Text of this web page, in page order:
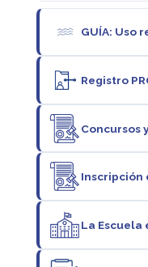
GUÍA: Uso
Registro
Concursos
Inscripción
La Escuela